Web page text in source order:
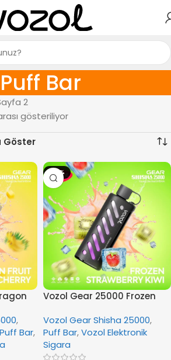
Puff Bar
2
gösteriliyor
Göster
,
Puff Bar,
-14%
Vozol Gear 25000 Frozen
Vozol Gear Shisha 25000,
Puff Bar,Vozol Elektronik
Sigara